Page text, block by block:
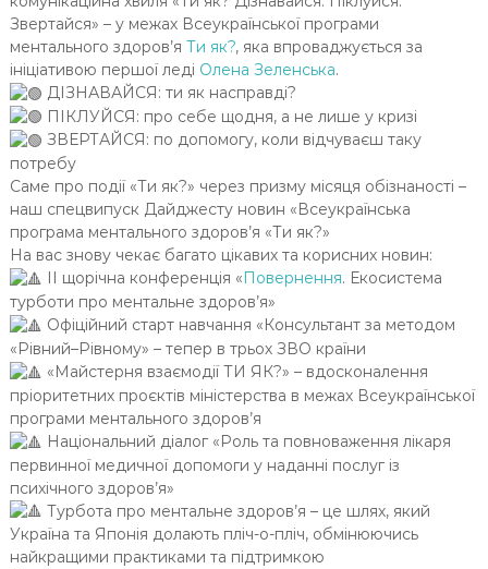
Звертайся» – у межах Всеукраїнської програми
ментального здоров’я Ти як?, яка впроваджується за
ініціативою першої леді Олена Зеленська.
ДІЗНАВАЙСЯ: ти як насправді?
ПІКЛУЙСЯ: про себе щодня, а не лише у кризі
ЗВЕРТАЙСЯ: по допомогу, коли відчуваєш таку
потребу
Саме про події «Ти як?» через призму місяця обізнаності –
наш спецвипуск Дайджесту новин «Всеукраїнська
програма ментального здоров’я «Ти як?»
На вас знову чекає багато цікавих та корисних новин:
ІІ щорічна конференція «Повернення. Екосистема
турботи про ментальне здоров’я»
Офіційний старт навчання «Консультант за методом
«Рівний–Рівному» – тепер в трьох ЗВО країни
«Майстерня взаємодії ТИ ЯК?» – вдосконалення
пріоритетних проєктів міністерства в межах Всеукраїнської
програми ментального здоров’я
Національний діалог «Роль та повноваження лікаря
первинної медичної допомоги у наданні послуг із
психічного здоров’я»
Турбота про ментальне здоров’я – це шлях, який
Україна та Японія долають пліч-о-пліч, обмінюючись
найкращими практиками та підтримкою